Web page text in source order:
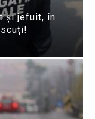
și jefuit, în